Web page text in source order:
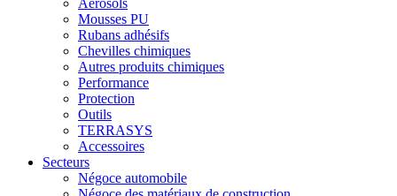
Aérosols
Mousses PU
Rubans adhésifs
Chevilles chimiques
Autres produits chimiques
Performance
Protection
Outils
TERRASYS
Accessoires
Secteurs
Négoce automobile